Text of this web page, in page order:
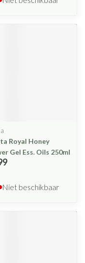
Royal Honey
Gel Ess. Oils 250ml
Niet beschikbaar